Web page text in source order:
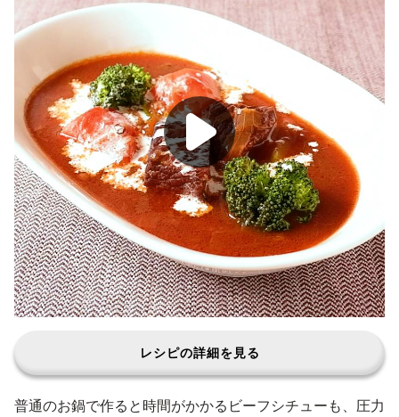
レシピの詳細を見る
普通のお鍋で作ると時間がかかるビーフシチューも、圧力